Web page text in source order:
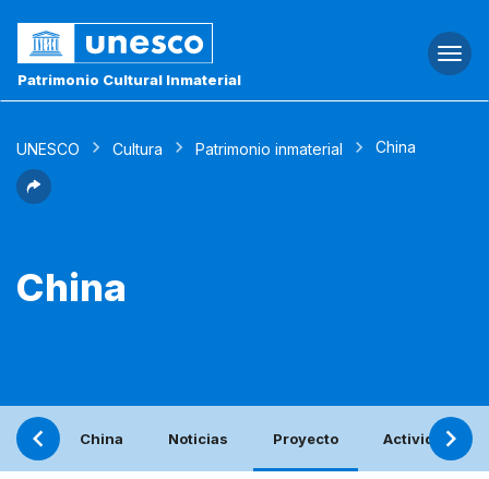
Patrimonio Cultural Inmaterial
UNESCO Cultura Patrimonio inmaterial China
China
China Noticias Proyecto Actividades